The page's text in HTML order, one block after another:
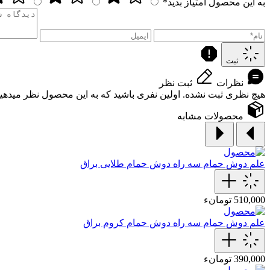
ثبت
نظرات
ثبت نظر
هیچ نظری ثبت نشده. اولین نفری باشید که به این محصول نظر
محصولات مشابه
علم دوش حمام سه راه دوش حمام طلایی براق
510,000 تومانء
علم دوش حمام سه راه دوش حمام کروم براق
390,000 تومانء